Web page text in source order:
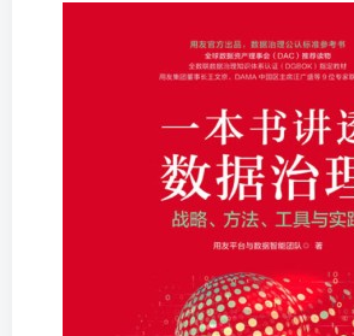
没有账号？立即注册
用户名/手机号/邮箱
登录密码
找回密码
登录